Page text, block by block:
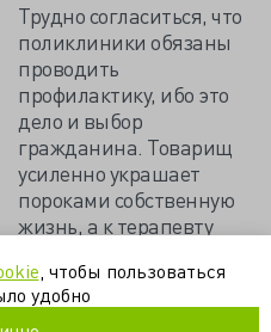
Трудно согласиться, что
поликлиники обязаны
проводить
профилактику, ибо это
дело и выбор
гражданина. Товарищ
усиленно украшает
пороками собственную
жизнь, а к терапевту
прижмёт, но отпустит
болячка, и опять
, чтобы пользоваться
удобно